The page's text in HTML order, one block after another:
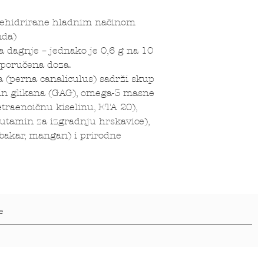
hladnim načinom
dagnje – jednako je 0,6 g na 10
doza.
(perna canaliculus) sadrži skup
glikana (GAG), omega-3 masne
kiselinu, ETA 20),
za izgradnju hrskavice),
mangan) i prirodne